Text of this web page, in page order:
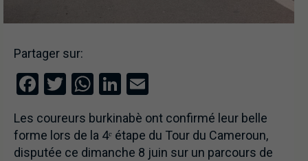
Partager sur:
Facebook
Twitter
WhatsApp
LinkedIn
Les coureurs burkinabè ont confirmé leur belle
forme lors de la 4ᵉ étape du Tour du Cameroun,
disputée ce dimanche 8 juin sur un parcours de